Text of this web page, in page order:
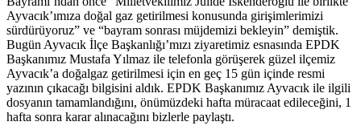
Ayvacık’ımıza doğal gaz getirilmesi konusunda girişimlerimizi
sürdürüyoruz” ve “bayram sonrası müjdemizi bekleyin” demiştik.
Bugün Ayvacık İlçe Başkanlığı’mızı ziyaretimiz esnasında EPDK
Başkanımız Mustafa Yılmaz ile telefonla görüşerek güzel ilçemiz
Ayvacık’a doğalgaz getirilmesi için en geç 15 gün içinde resmi
yazının çıkacağı bilgisini aldık. EPDK Başkanımız Ayvacık ile ilgili
dosyanın tamamlandığını, önümüzdeki hafta müracaat edileceğini, 1
hafta sonra karar alınacağını bizlerle paylaştı.